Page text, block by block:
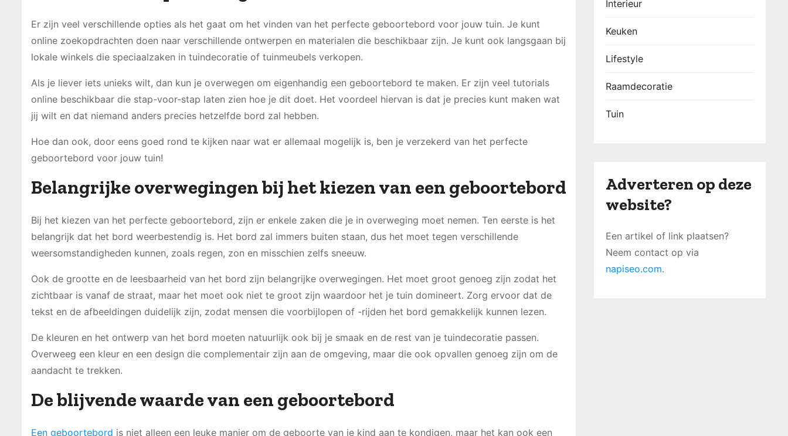
Er zijn veel verschillende opties als het gaat om het vinden van het perfecte geboortebord voor jouw tuin. Je kunt
online zoekopdrachten doen naar verschillende ontwerpen en materialen die beschikbaar zijn. Je kunt ook langsgaan bij
lokale winkels die speciaalzaken in tuindecoratie of tuinmeubels verkopen.
Als je liever iets unieks wilt, dan kun je overwegen om eigenhandig een geboortebord te maken. Er zijn veel tutorials
online beschikbaar die stap-voor-stap laten zien hoe je dit doet. Het voordeel hiervan is dat je precies kunt maken wat
jij wilt en dat niemand anders precies hetzelfde bord zal hebben.
Hoe dan ook, door eens goed rond te kijken naar wat er allemaal mogelijk is, ben je verzekerd van het perfecte
geboortebord voor jouw tuin!
Belangrijke overwegingen bij het kiezen van een geboortebord
Bij het kiezen van het perfecte geboortebord, zijn er enkele zaken die je in overweging moet nemen. Ten eerste is het
belangrijk dat het bord weerbestendig is. Het bord zal immers buiten staan, dus het moet tegen verschillende
weersomstandigheden kunnen, zoals regen, zon en misschien zelfs sneeuw.
Ook de grootte en de leesbaarheid van het bord zijn belangrijke overwegingen. Het moet groot genoeg zijn zodat het
zichtbaar is vanaf de straat, maar het moet ook niet te groot zijn waardoor het je tuin domineert. Zorg ervoor dat de
tekst en de afbeeldingen duidelijk zijn, zodat mensen die voorbijlopen of -rijden het bord gemakkelijk kunnen lezen.
De kleuren en het ontwerp van het bord moeten natuurlijk ook bij je smaak en de rest van je tuindecoratie passen.
Overweeg een kleur en een design die complementair zijn aan de omgeving, maar die ook opvallen genoeg zijn om de
aandacht te trekken.
De blijvende waarde van een geboortebord
Een geboortebord is niet alleen een leuke manier om de geboorte van je kind aan te kondigen, maar het kan ook een
Interieur
Keuken
Lifestyle
Raamdecoratie
Tuin
Adverteren op deze
website?
Een artikel of link plaatsen?
Neem contact op via
napiseo.com.